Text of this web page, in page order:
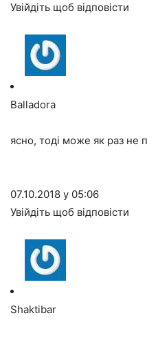
Увійдіть щоб відповісти
Balladora
ясно, тоді може як раз не
07.10.2018 у 05:06
Увійдіть щоб відповісти
Shaktibar